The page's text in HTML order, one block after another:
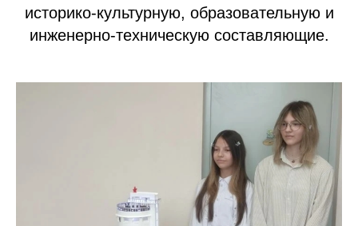
историко-культурную, образовательную и
инженерно-техническую составляющие.